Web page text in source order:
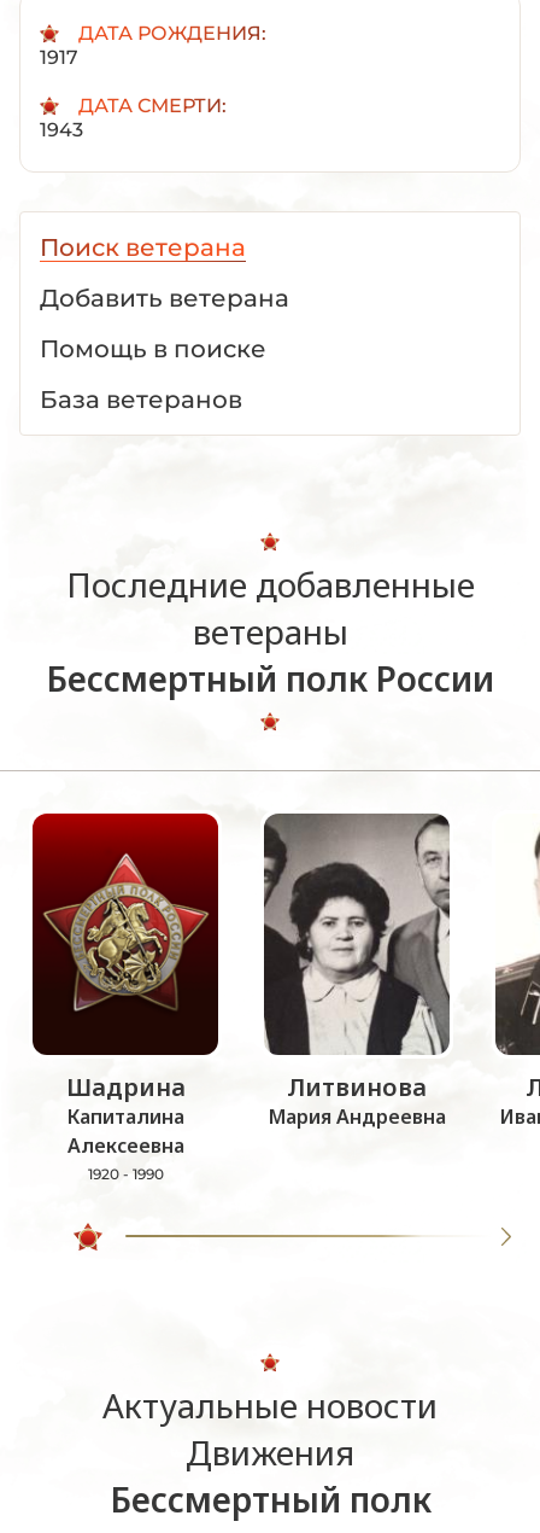
ДАТА РОЖДЕНИЯ:
1917
ДАТА СМЕРТИ:
1943
Поиск ветерана
Добавить ветерана
Помощь в поиске
База ветеранов
Последние добавленные
ветераны
Бессмертный полк России
Шадрина
Капиталина
Алексеевна
1920 - 1990
Литвинова
Мария Андреевна
Актуальные новости
Движения
Бессмертный полк